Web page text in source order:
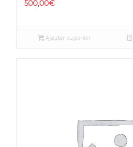
500,00€
Ajouter au panier